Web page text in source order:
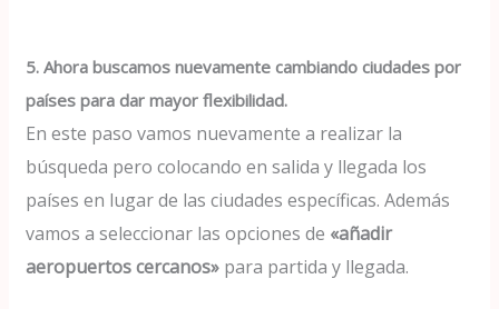
5. Ahora buscamos nuevamente cambiando ciudades por
países para dar mayor flexibilidad.
En este paso vamos nuevamente a realizar la
búsqueda pero colocando en salida y llegada los
países en lugar de las ciudades específicas. Además
vamos a seleccionar las opciones de «añadir
aeropuertos cercanos» para partida y llegada.